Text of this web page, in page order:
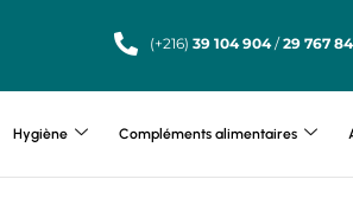
(+216) 39 104 904/29 767
Hygiène Compléments alimentaires